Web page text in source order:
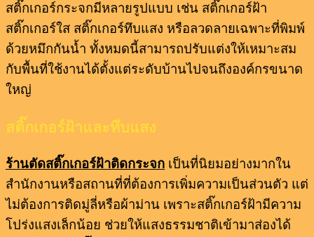
สติ๊กเกอร์กระจกมีหลายรูปแบบ เช่น สติ๊กเกอร์ฝ้า
สติ๊กเกอร์ใส สติ๊กเกอร์ทึบแสง หรือลวดลายเฉพาะที่พิมพ์
ด้วยหมึกกันน้ำ ทั้งหมดนี้สามารถปรับแต่งให้เหมาะสม
กับพื้นที่ใช้งานได้ตั้งแต่ระดับบ้านไปจนถึงองค์กรขนาด
ใหญ่
สติ๊กเกอร์ฝ้าและทึบแสง
ร้านตัดสติ๊กเกอร์ฝ้าติดกระจก เป็นที่นิยมอย่างมากใน
สำนักงานหรือสถานที่ที่ต้องการเพิ่มความเป็นส่วนตัว แต่
ไม่ต้องการติดมู่ลี่หรือผ้าม่าน เพราะสติ๊กเกอร์ฝ้ามีความ
โปร่งแสงเล็กน้อย ช่วยให้แสงธรรมชาติเข้ามาส่องได้